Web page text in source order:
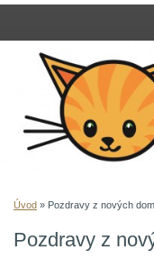
Úvod » Pozdravy z nových
Pozdravy z